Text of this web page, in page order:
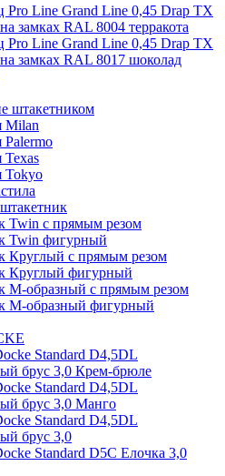
Pro Line Grand Line 0,45 Drap TX
замках RAL 8004 терракота
Pro Line Grand Line 0,45 Drap TX
замках RAL 8017 шоколад
штакетником
Milan
Palermo
Texas
Tokyo
Twin с прямым резом
Twin фигурный
Круглый с прямым резом
Круглый фигурный
М-образный с прямым резом
М-образный фигурный
Standard D4,5DL
брус 3,0 Крем-брюле
Standard D4,5DL
брус 3,0 Манго
Standard D4,5DL
брус 3,0
Standard D5C Елочка 3,0